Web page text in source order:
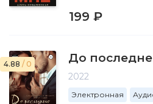
199 ₽
4.88 / 0 До
2022
Электронная